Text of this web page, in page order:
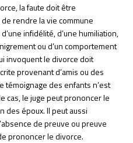
la faute doit être
rendre la vie commune
infidélité, d’une humiliation,
ou d’un comportement
invoquent le divorce doit
provenant d’amis ou des
témoignage des enfants n’est
cas, le juge peut prononcer le
des époux. Il peut aussi
de preuve ou preuve
prononcer le divorce.